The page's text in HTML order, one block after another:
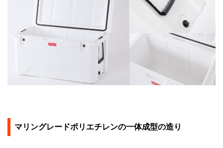
マリングレードポリエチレンの一体成型の造り